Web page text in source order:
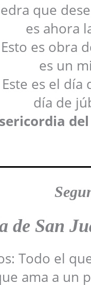
que
es ahora
Esto es obra
es un
Este es el
día de
de San
Todo el
ama a un